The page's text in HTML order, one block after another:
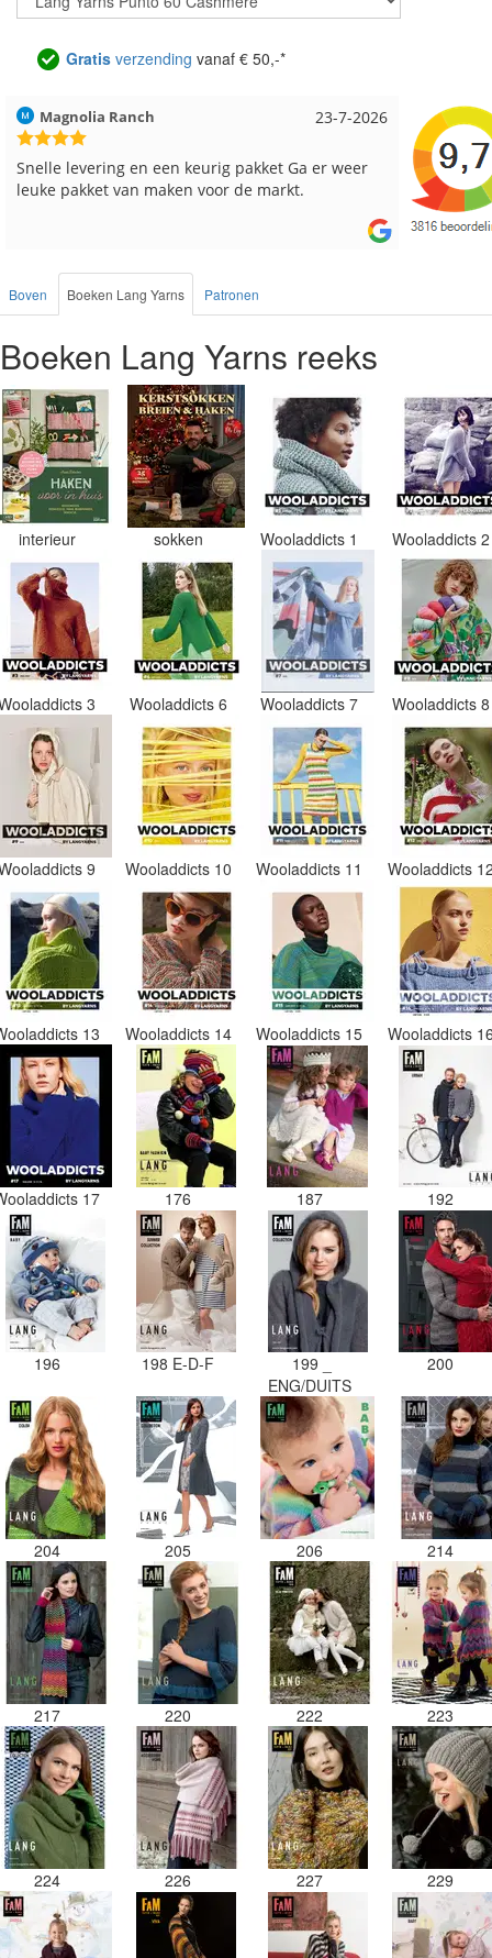
Gratis verzending vanaf € 50,-*
17-7-2026
Hilde uit Loyers
Reeds meerdere keren breigaren en breinaalden
besteld, altijd heel tevreden over de service.
Loes uit
Snelle
Boven Boeken Lang Yarns Patronen
Boeken Lang Yarns reeks
interieur sokken Wooladdicts 1 Wooladdicts
3 Wooladdicts 6 Wooladdicts 7 Wooladdicts
9 Wooladdicts 10 Wooladdicts 11 Wooladdicts
13 Wooladdicts 14 Wooladdicts 15 Wooladdicts
17 176 187 192
196 198 E-D-F
199 _
ENG/DUITS
200
204 205 206 214
217 220 222 223
224 226 227 229